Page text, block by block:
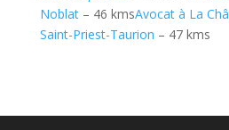
Noblat– 46 kmsAvocat à La
Saint-Priest-Taurion – 47 kms